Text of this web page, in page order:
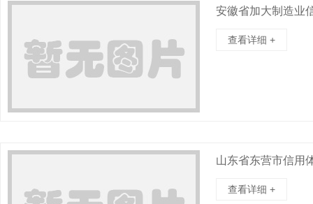
安徽省加大制造业
查看详细 +
山东省东营市信用
查看详细 +